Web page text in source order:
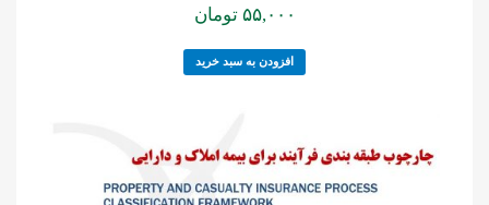
۵۵,۰۰۰ تومان
افزودن به سبد خرید